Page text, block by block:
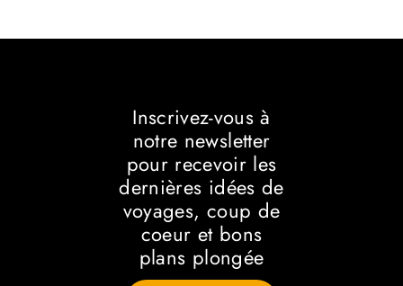
Inscrivez-vous à
notre newsletter
pour recevoir les
dernières idées de
voyages, coup de
coeur et bons
plans plongée